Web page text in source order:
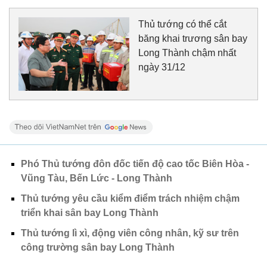
Thủ tướng có thể cắt
băng khai trương sân bay
Long Thành chậm nhất
ngày 31/12
Phó Thủ tướng đôn đốc tiến độ cao tốc Biên Hòa -
Vũng Tàu, Bến Lức - Long Thành
Thủ tướng yêu cầu kiểm điểm trách nhiệm chậm
triển khai sân bay Long Thành
Thủ tướng lì xì, động viên công nhân, kỹ sư trên
công trường sân bay Long Thành